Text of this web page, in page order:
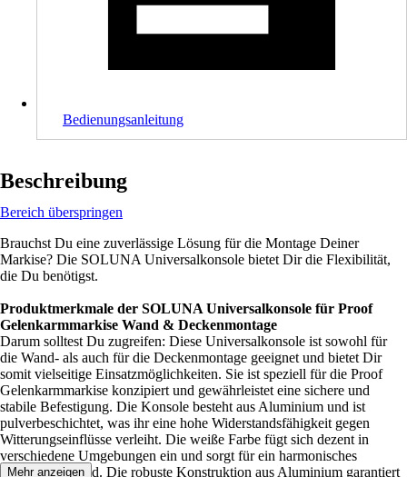
Bedienungsanleitung
Beschreibung
Bereich überspringen
Brauchst Du eine zuverlässige Lösung für die Montage Deiner
Markise? Die SOLUNA Universalkonsole bietet Dir die Flexibilität,
die Du benötigst.
Produktmerkmale der SOLUNA Universalkonsole für Proof
Gelenkarmmarkise Wand & Deckenmontage
Darum solltest Du zugreifen: Diese Universalkonsole ist sowohl für
die Wand- als auch für die Deckenmontage geeignet und bietet Dir
somit vielseitige Einsatzmöglichkeiten. Sie ist speziell für die Proof
Gelenkarmmarkise konzipiert und gewährleistet eine sichere und
stabile Befestigung. Die Konsole besteht aus Aluminium und ist
pulverbeschichtet, was ihr eine hohe Widerstandsfähigkeit gegen
Witterungseinflüsse verleiht. Die weiße Farbe fügt sich dezent in
verschiedene Umgebungen ein und sorgt für ein harmonisches
Erscheinungsbild. Die robuste Konstruktion aus Aluminium garantiert
Mehr anzeigen